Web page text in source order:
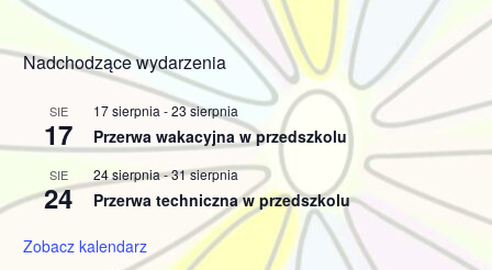
Nadchodzące wydarzenia
SIE
17
17 sierpnia -23 sierpnia
Przerwa wakacyjna w przedszkolu
SIE
24
24 sierpnia-31 sierpnia
Przerwa techniczna w przedszkolu
Zobacz kalendarz